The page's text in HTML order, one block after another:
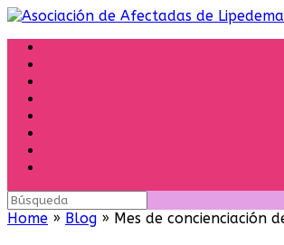
Saltar
contenido
Buscar:
Home » Blog » Mes de concienciación